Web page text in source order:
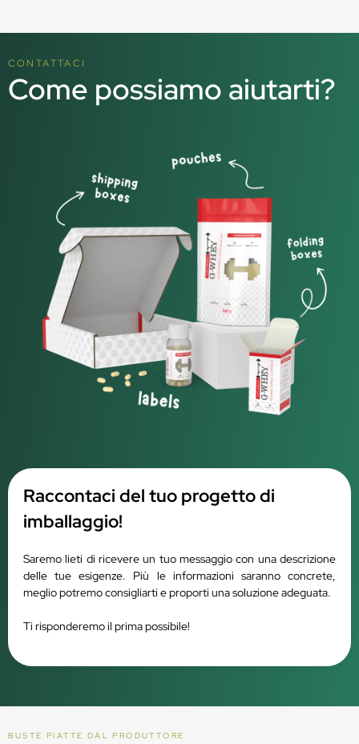
CONTATTACI
Come possiamo aiutarti?
Raccontaci del tuo progetto di
imballaggio!
Saremo lieti di ricevere un tuo messaggio con una descrizione
delle tue esigenze. Più le informazioni saranno concrete,
meglio potremo consigliarti e proporti una soluzione adeguata.
Ti risponderemo il prima possibile!
BUSTE PIATTE DAL PRODUTTORE